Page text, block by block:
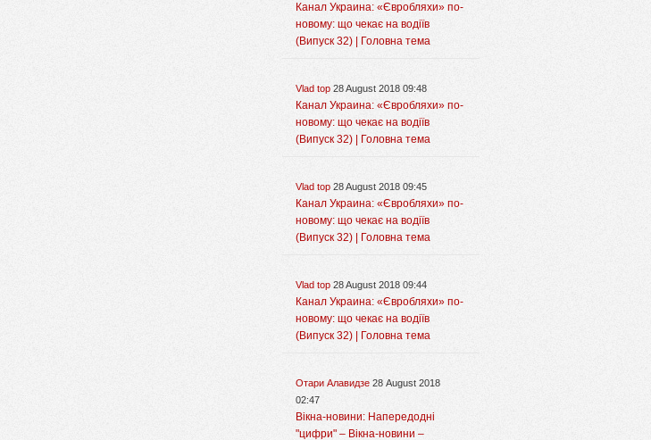
Канал Украина: «Євробляхи» по-
новому: що чекає на водіїв
(Випуск 32) | Головна тема
Vlad top 28 August 2018 09:48
Канал Украина: «Євробляхи» по-
новому: що чекає на водіїв
(Випуск 32) | Головна тема
Vlad top 28 August 2018 09:45
Канал Украина: «Євробляхи» по-
новому: що чекає на водіїв
(Випуск 32) | Головна тема
Vlad top 28 August 2018 09:44
Канал Украина: «Євробляхи» по-
новому: що чекає на водіїв
(Випуск 32) | Головна тема
Отари Алавидзе 28 August 2018
02:47
Вікна-новини: Напередодні
"цифри" – Вікна-новини –